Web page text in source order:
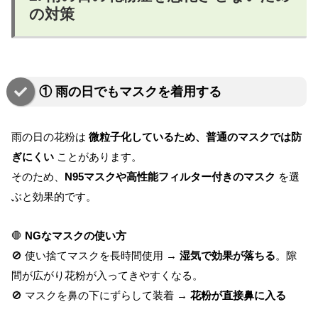
の対策
① 雨の日でもマスクを着用する
雨の日の花粉は 微粒子化しているため、普通のマスクでは防
ぎにくい ことがあります。
そのため、 N95マスクや高性能フィルター付きのマスク を選
ぶと効果的です。
🛑 NGなマスクの使い方
🚫 使い捨てマスクを長時間使用 → 湿気で効果が落ちる。隙
間が広がり花粉が入ってきやすくなる。
🚫 マスクを鼻の下にずらして装着 → 花粉が直接鼻に入る